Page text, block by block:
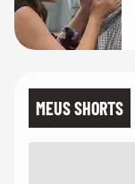
MEUS SHORTS